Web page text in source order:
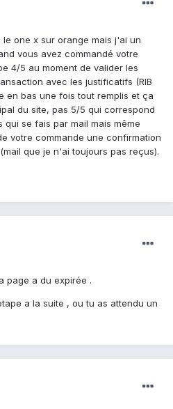
one x sur orange mais j'ai un
vous avez commandé votre
4/5 au moment de valider les
avec les justificatifs (RIB
en bas une fois tout remplis et ça
du site, pas 5/5 qui correspond
se fais par mail mais même
votre commande une confirmation
que je n'ai toujours pas reçus).
page a du expirée .
a la suite , ou tu as attendu un